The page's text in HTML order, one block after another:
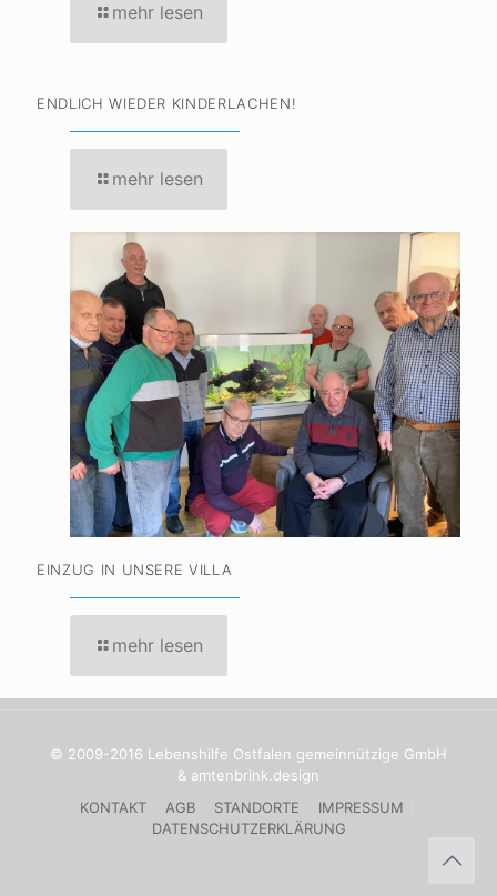
mehr lesen
ENDLICH WIEDER KINDERLACHEN!
mehr lesen
EINZUG IN UNSERE VILLA
mehr lesen
© 2009-2016 Lebenshilfe Ostfalen gemeinnützige GmbH
& amtenbrink.design
KONTAKT
AGB STANDORTE
IMPRESSUM
DATENSCHUTZERKLÄRUNG